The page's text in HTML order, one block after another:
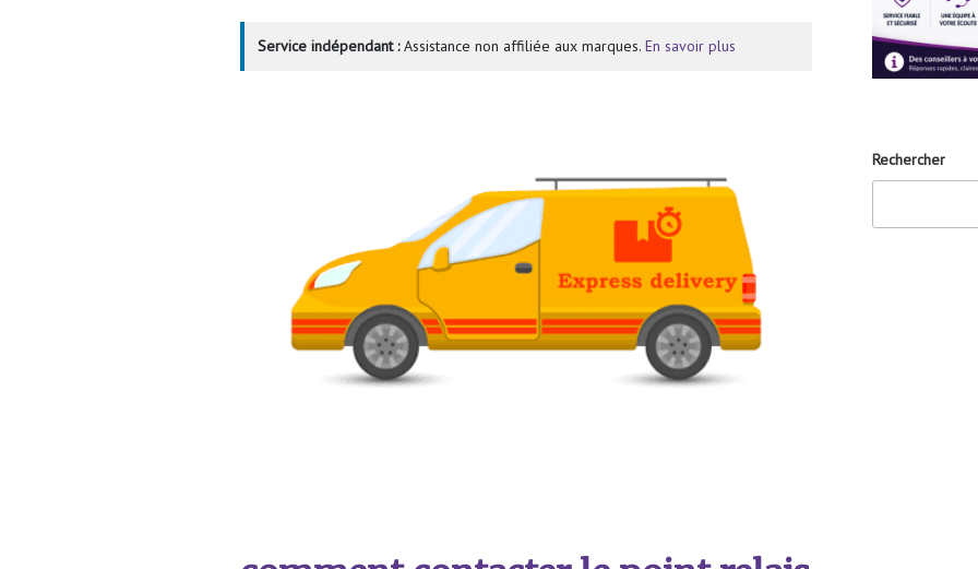
Service indépendant :Assistance non affiliée aux marques. En savoir plus
Rechercher